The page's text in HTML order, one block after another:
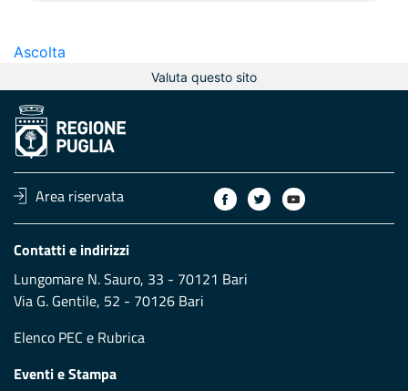
Ascolta
Valuta questo sito
Area riservata
Contatti e indirizzi
Lungomare N. Sauro, 33 - 70121 Bari
Via G. Gentile, 52 - 70126 Bari
Elenco PEC e Rubrica
Eventi e Stampa